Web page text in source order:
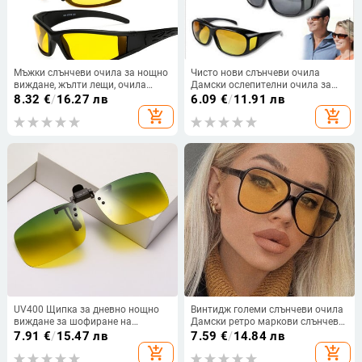
Мъжки слънчеви очила за нощно
виждане, жълти лещи, очила
против отблясъци, шофиране,
поляризирани слънчеви очила,
UV400 защита за шофьорски
8.32 €/16.27 лв
add_shopping_cart
Чисто нови слънчеви очила
Дамски ослепителни очила за
шофиране Спортни очила за
автомобил Очила за нощно
6.09 €/11.91 лв
add_shopping_cart
UV400 Щипка за дневно нощно
виждане за шофиране на
слънчеви очила, Щипка за
отблясъци, Щипка за очила,
7.91 €/15.47 лв
add_shopping_cart
Винтидж големи слънчеви очила
Дамски ретро маркови слънчеви
очила с големи рамки Дамски
черни, жълти квадратни очила в
стил Ins Oculos De Sol
7.59 €/14.84 лв
add_shopping_cart